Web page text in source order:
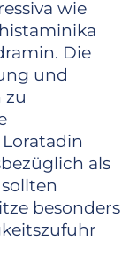
wie
Die
und
zu
als
besonders